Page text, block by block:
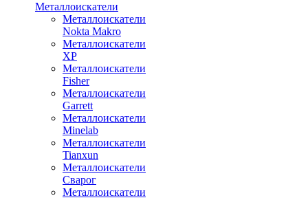
Металлоискатели
Металлоискатели
Nokta Makro
Металлоискатели
XP
Металлоискатели
Fisher
Металлоискатели
Garrett
Металлоискатели
Minelab
Металлоискатели
Tianxun
Металлоискатели
Сварог
Металлоискатели